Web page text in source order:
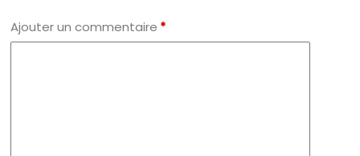
Ajouter un commentaire *